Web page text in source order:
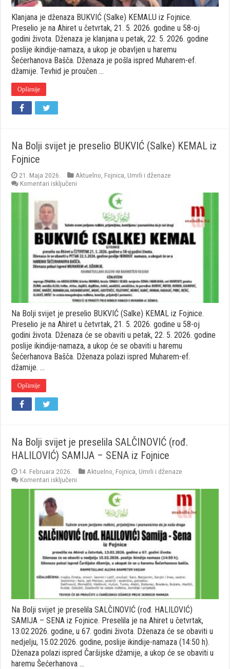
Klanjana je dženaza BUKVIĆ (Salke) KEMALU iz Fojnice.
Preselio je na Ahiret u četvrtak, 21. 5. 2026. godine u 58-oj
godini života. Dženaza je klanjana u petak, 22. 5. 2026. godine
poslije ikindije-namaza, a ukop je obavljen u haremu
Šećerhanova Bašča. Dženaza je pošla ispred Muharem-ef.
džamije. Tevhid je proučen …
Opširnije
Na Bolji svijet je preselio BUKVIĆ (Salke) KEMAL iz
Fojnice
21. Maja 2026. Aktuelno Fojnica Umrli i dženaze
Komentari isključeni
preselio
BUKVIĆ
(Salke)
KEMAL
iz
Fojnice
Na Bolji svijet je preselio BUKVIĆ (Salke) KEMAL iz Fojnice.
Preselio je na Ahiret u četvrtak, 21. 5. 2026. godine u 58-oj
godini života. Dženaza će se obaviti u petak, 22. 5. 2026. godine
poslije ikindije-namaza, a ukop će se obaviti u haremu
Šećerhanova Bašča. Dženaza polazi ispred Muharem-ef.
džamije. …
Opširnije
Na Bolji svijet je preselila SALČINOVIĆ (rođ.
HALILOVIĆ) SAMIJA – SENA iz Fojnice
14. Februara 2026. Aktuelno Fojnica Umrli i dženaze
Komentari isključeni
Na
SALČINOVIĆ
(rođ.
HALILOVIĆ)
SAMIJA
–
SENA
iz
Fojnice
Na Bolji svijet je preselila SALČINOVIĆ (rođ. HALILOVIĆ)
SAMIJA – SENA iz Fojnice. Preselila je na Ahiret u četvrtak,
13.02.2026. godine, u 67. godini života. Dženaza će se obaviti u
nedjelju, 15.02.2026. godine, poslije ikindije-namaza (14:50 h).
Dženaza polazi ispred Čaršijske džamije, a ukop će se obaviti u
haremu Šećerhanova …